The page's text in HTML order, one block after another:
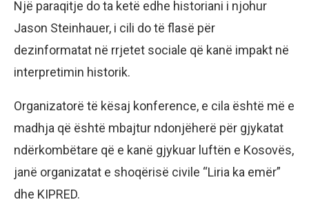
Një paraqitje do ta ketë edhe historiani i njohur
Jason Steinhauer, i cili do të flasë për
dezinformatat në rrjetet sociale që kanë impakt në
interpretimin historik.
Organizatorë të kësaj konference, e cila është më e
madhja që është mbajtur ndonjëherë për gjykatat
ndërkombëtare që e kanë gjykuar luftën e Kosovës,
janë organizatat e shoqërisë civile “Liria ka emër”
dhe KIPRED.